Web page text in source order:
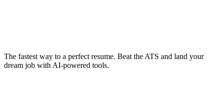
The fastest way to a perfect resume. Beat the ATS and land your
dream job with AI-powered tools.